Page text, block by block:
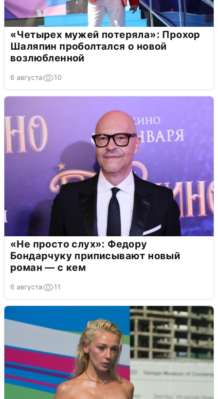
«Четырех мужей потеряла»: Прохор
Шаляпин проболтался о новой
возлюбленной
6 августа 10
«Не просто слух»: Федору
Бондарчуку приписывают новый
роман — с кем
6 августа 11